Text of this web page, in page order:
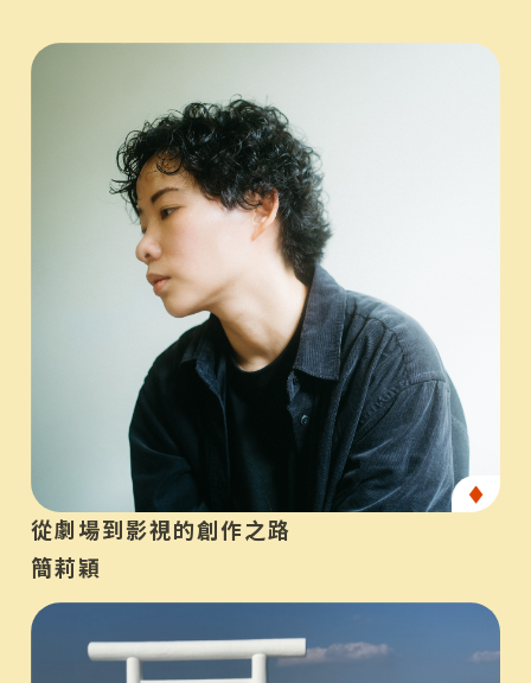
產
從劇場到影視的創作之路
簡莉穎